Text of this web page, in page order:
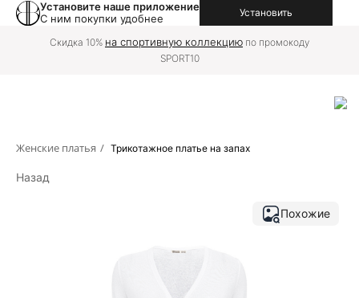
Установите наше приложение
С ним покупки удобнее
Установить
Скидка 10% на спортивную коллекцию по промокоду
SPORT10
Женские платья / Трикотажное платье на запах
Назад
Похожие